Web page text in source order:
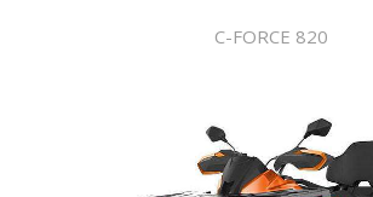
C-FORCE 820